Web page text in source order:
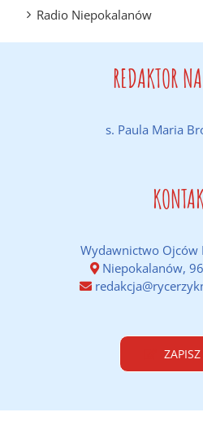
Radio Niepokalanów
REDAKTOR
s. Paula Maria
Wydawnictwo Ojców
Niepokalanów,
ZAPISZ